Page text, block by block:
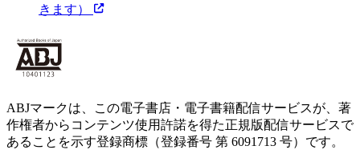
きます）
ABJマークは、この電子書店・電子書籍配信サービスが、著
作権者からコンテンツ使用許諾を得た正規版配信サービスで
あることを示す登録商標（登録番号 第 6091713 号）です。